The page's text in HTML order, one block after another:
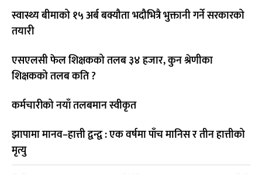
स्वास्थ्य बीमाको १५ अर्ब बक्यौता भदौभित्रै भुक्तानी गर्ने सरकारको
तयारी
एसएलसी फेल शिक्षकको तलब ३४ हजार, कुन श्रेणीका
शिक्षकको तलब कति ?
कर्मचारीको नयाँ तलबमान स्वीकृत
झापामा मानव–हात्ती द्वन्द्व : एक वर्षमा पाँच मानिस र तीन हात्तीको
मृत्यु